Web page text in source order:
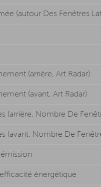
(autour Des Fenêtres
(arrière, Art Radar)
(avant, Art Radar)
(arrière, Nombre De
(avant, Nombre De
énergétique